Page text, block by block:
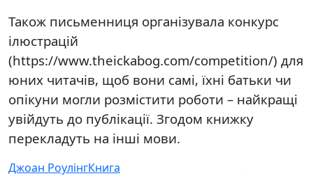
Також письменниця організувала конкурс
ілюстрацій
(https://www.theickabog.com/competition/) для
юних читачів, щоб вони самі, їхні батьки чи
опікуни могли розмістити роботи – найкращі
увійдуть до публікації. Згодом книжку
перекладуть на інші мови.
Джоан РоулінгКнига